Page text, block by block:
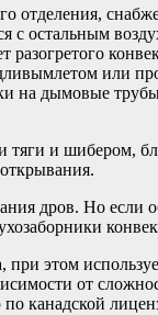
отделения,
остальным
разогретого
или
на дымовые
и шибером,
дров. Но
этом
от